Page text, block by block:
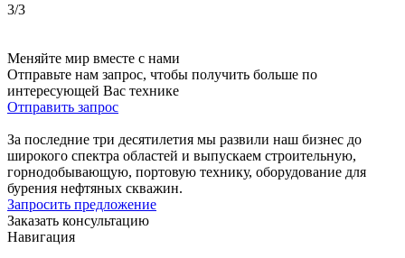
3/3
Меняйте мир вместе с нами
Отправьте нам запрос, чтобы получить больше по
интересующей Вас технике
Отправить запрос
За последние три десятилетия мы развили наш бизнес до
широкого спектра областей и выпускаем строительную,
горнодобывающую, портовую технику, оборудование для
бурения нефтяных скважин.
Запросить предложение
Заказать консультацию
Навигация